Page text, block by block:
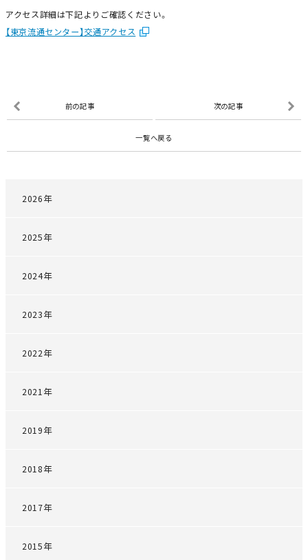
アクセス詳細は下記よりご確認ください。
【東京流通センター】交通アクセス
前の記事 次の記事
一覧へ戻る
2026年
2025年
2024年
2023年
2022年
2021年
2019年
2018年
2017年
2015年